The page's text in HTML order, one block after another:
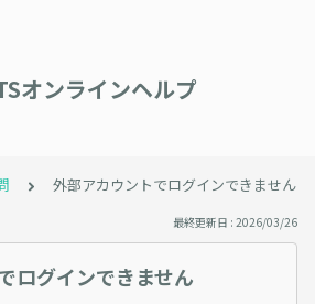
オンラインヘルプ
外部アカウントでログインできません
最終更新日 : 2026/03/26
ログインできません